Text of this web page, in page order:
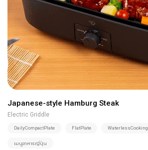
Japanese-style Hamburg Steak
Electric Griddle
DailyCompactPlate FlatPlate WaterlessCooking
เมนูอาหารญี่ปุ่น